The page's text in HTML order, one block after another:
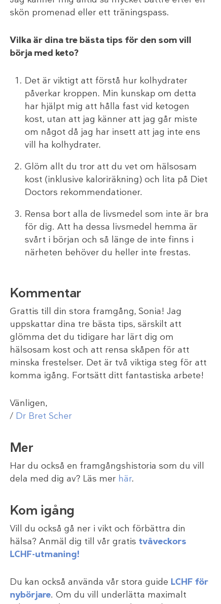
skön promenad eller ett träningspass.
Vilka är dina tre bästa tips för den som vill
börja med keto?
Det är viktigt att förstå hur kolhydrater
påverkar kroppen. Min kunskap om detta
har hjälpt mig att hålla fast vid ketogen
kost, utan att jag känner att jag går miste
om något då jag har insett att jag inte ens
vill ha kolhydrater.
Glöm allt du tror att du vet om hälsosam
kost (inklusive kaloriräkning) och lita på Diet
Doctors rekommendationer.
Rensa bort alla de livsmedel som inte är bra
för dig. Att ha dessa livsmedel hemma är
svårt i början och så länge de inte finns i
närheten behöver du heller inte frestas.
Kommentar
Grattis till din stora framgång, Sonia! Jag
uppskattar dina tre bästa tips, särskilt att
glömma det du tidigare har lärt dig om
hälsosam kost och att rensa skåpen för att
minska frestelser. Det är två viktiga steg för att
komma igång. Fortsätt ditt fantastiska arbete!
Vänligen,
/ Dr Bret Scher
Mer
Har du också en framgångshistoria som du vill
dela med dig av? Läs mer här.
Kom igång
Vill du också gå ner i vikt och förbättra din
hälsa? Anmäl dig till vår gratis tvåveckors
LCHF-utmaning!
Du kan också använda vår stora guide LCHF för
nybörjare. Om du vill underlätta maximalt